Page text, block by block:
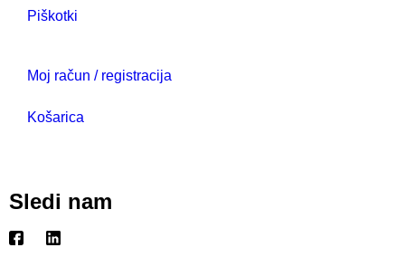
Piškotki
Moj račun / registracija
Košarica
Sledi nam